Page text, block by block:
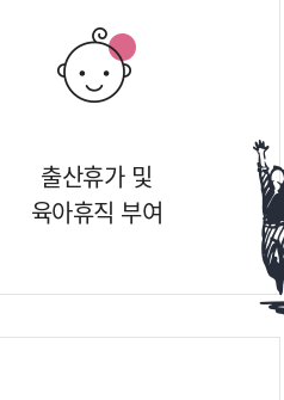
출산휴가 및
육아휴직 부여